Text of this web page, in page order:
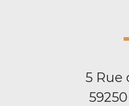
5 Rue